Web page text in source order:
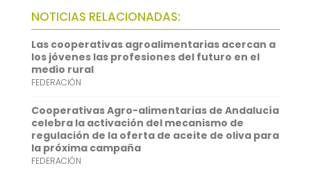
b
o
o
k
t
t
e
r
a
i
l
h
a
t
s
A
p
p
L
i
n
k
e
d
I
n
NOTICIAS RELACIONADAS:
Las cooperativas agroalimentarias acercan a
los jóvenes las profesiones del futuro en el
medio rural
FEDERACIÓN
Cooperativas Agro-alimentarias de Andalucía
celebra la activación del mecanismo de
regulación de la oferta de aceite de oliva para
la próxima campaña
FEDERACIÓN